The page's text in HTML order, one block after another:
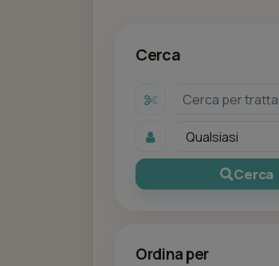
Cerca
Cerca
Ordina per